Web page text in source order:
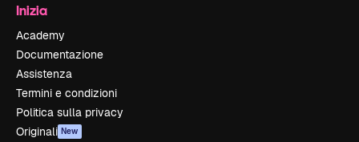
Inizia
Academy
Documentazione
Assistenza
Termini e condizioni
Politica sulla privacy
Originali New